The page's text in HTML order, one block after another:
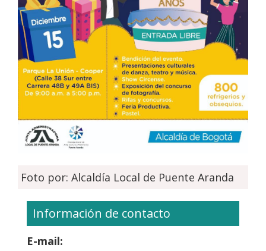
Foto por: Alcaldía Local de Puente Aranda
Información de contacto
E-mail: